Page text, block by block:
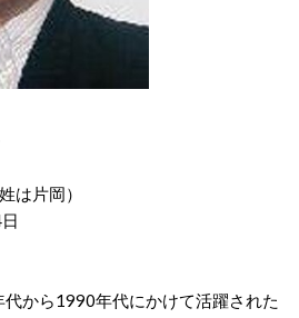
片岡）
から1990年代にかけて活躍された